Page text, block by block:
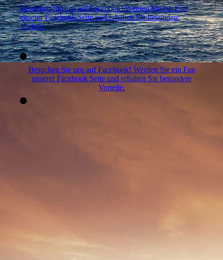
Besuchen Sie uns auf Facebook! Werden Sie ein Fan
unserer Facebook Seite und erhalten Sie besondere
Vorteile.
Besuchen Sie uns auf Facebook! Werden Sie ein Fan
unserer Facebook Seite und erhalten Sie besondere
Vorteile.